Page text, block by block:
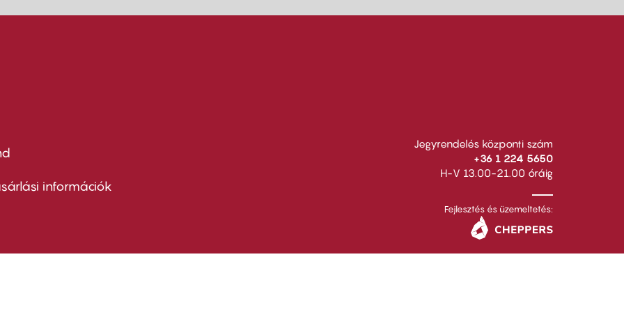
információk
Jegyrendelés központi szám
+36 1 224 5650
H-V 13.00-21.00 óráig
Fejlesztés és üzemeltetés: